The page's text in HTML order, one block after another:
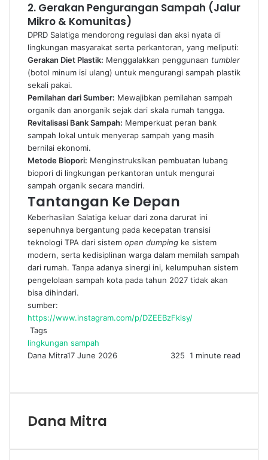
2. Gerakan Pengurangan Sampah (Jalur
Mikro & Komunitas)
DPRD Salatiga mendorong regulasi dan aksi nyata di
lingkungan masyarakat serta perkantoran, yang meliputi:
Gerakan Diet Plastik: Menggalakkan penggunaan tumbler
(botol minum isi ulang) untuk mengurangi sampah plastik
sekali pakai.
Pemilahan dari Sumber: Mewajibkan pemilahan sampah
organik dan anorganik sejak dari skala rumah tangga.
Revitalisasi Bank Sampah: Memperkuat peran bank
sampah lokal untuk menyerap sampah yang masih
bernilai ekonomi.
Metode Biopori: Menginstruksikan pembuatan lubang
biopori di lingkungan perkantoran untuk mengurai
sampah organik secara mandiri.
Tantangan Ke Depan
Keberhasilan Salatiga keluar dari zona darurat ini
sepenuhnya bergantung pada kecepatan transisi
teknologi TPA dari sistem open dumping ke sistem
modern, serta kedisiplinan warga dalam memilah sampah
dari rumah. Tanpa adanya sinergi ini, kelumpuhan sistem
pengelolaan sampah kota pada tahun 2027 tidak akan
bisa dihindari.
sumber:
https://www.instagram.com/p/DZEEBzFkisy/
Tags
lingkungan sampah
Dana Mitra17 June 2026 325 1 minute read
Email
Dana Mitra